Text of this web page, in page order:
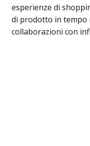
esperienze di
di prodotto in tempo
collaborazioni con